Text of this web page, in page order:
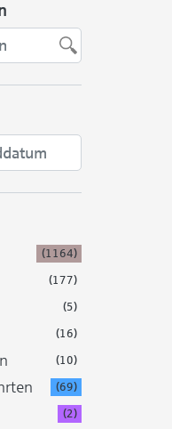
(1164)
(177)
(5)
(16)
(10)
(69)
(2)